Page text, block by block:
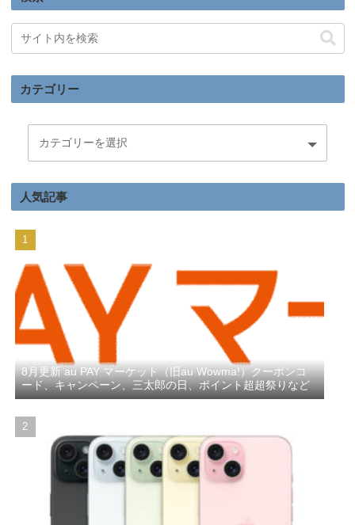
カテゴリー
人気記事
8月更新 au PAY マーケット（旧au Wowma!）クーポンコ
ード、キャンペーン、三太郎の日、ポイント超超祭りなど